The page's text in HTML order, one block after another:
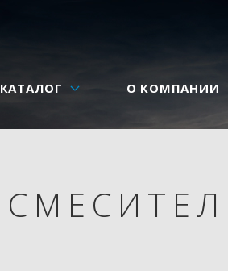
КАТАЛОГ О КОМПАНИИ